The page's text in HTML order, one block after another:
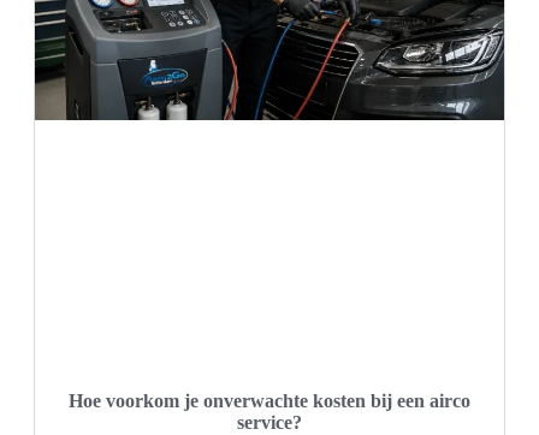
Hoe voorkom je onverwachte kosten bij een airco
service?